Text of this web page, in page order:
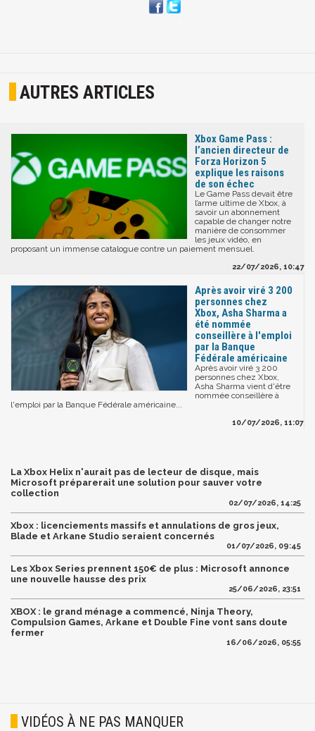
AUTRES ARTICLES
Xbox Game Pass :
l’ancien directeur de
Forza Horizon 5
explique les raisons
de son échec
Le Game Pass devait être
l’arme ultime de Xbox, à
savoir un abonnement
capable de changer notre
manière de consommer
les jeux vidéo, en
proposant un immense catalogue contre un paiement mensuel.
22/07/2026, 10:47
Après avoir viré 3 200
personnes chez
Xbox, Asha Sharma a
été nommée
conseillère à l'emploi
par la Banque
Fédérale américaine
Après avoir viré 3 200
personnes chez Xbox,
Asha Sharma vient d'être
nommée conseillère à
l'emploi par la Banque Fédérale américaine...
10/07/2026, 11:07
La Xbox Helix n'aurait pas de lecteur de disque, mais
Microsoft préparerait une solution pour sauver votre
collection
02/07/2026, 14:25
Xbox : licenciements massifs et annulations de gros jeux,
Blade et Arkane Studio seraient concernés
01/07/2026, 09:45
Les Xbox Series prennent 150€ de plus : Microsoft annonce
une nouvelle hausse des prix
25/06/2026, 23:51
XBOX : le grand ménage a commencé, Ninja Theory,
Compulsion Games, Arkane et Double Fine vont sans doute
fermer
16/06/2026, 05:55
VIDÉOS À NE PAS MANQUER